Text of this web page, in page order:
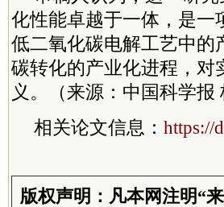
化性能卓越于一体，是一
低二氧化碳电解工艺中的
碳转化的产业化进程，对
义。（来源：中国科学报
相关论文信息： https://
版权声明：凡本网注明“